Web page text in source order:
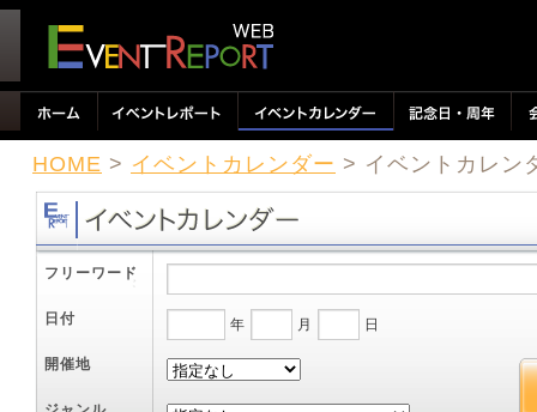
HOME > イベントカレンダー > イベントカレン
フリーワード
日付 年 月 日
開催地